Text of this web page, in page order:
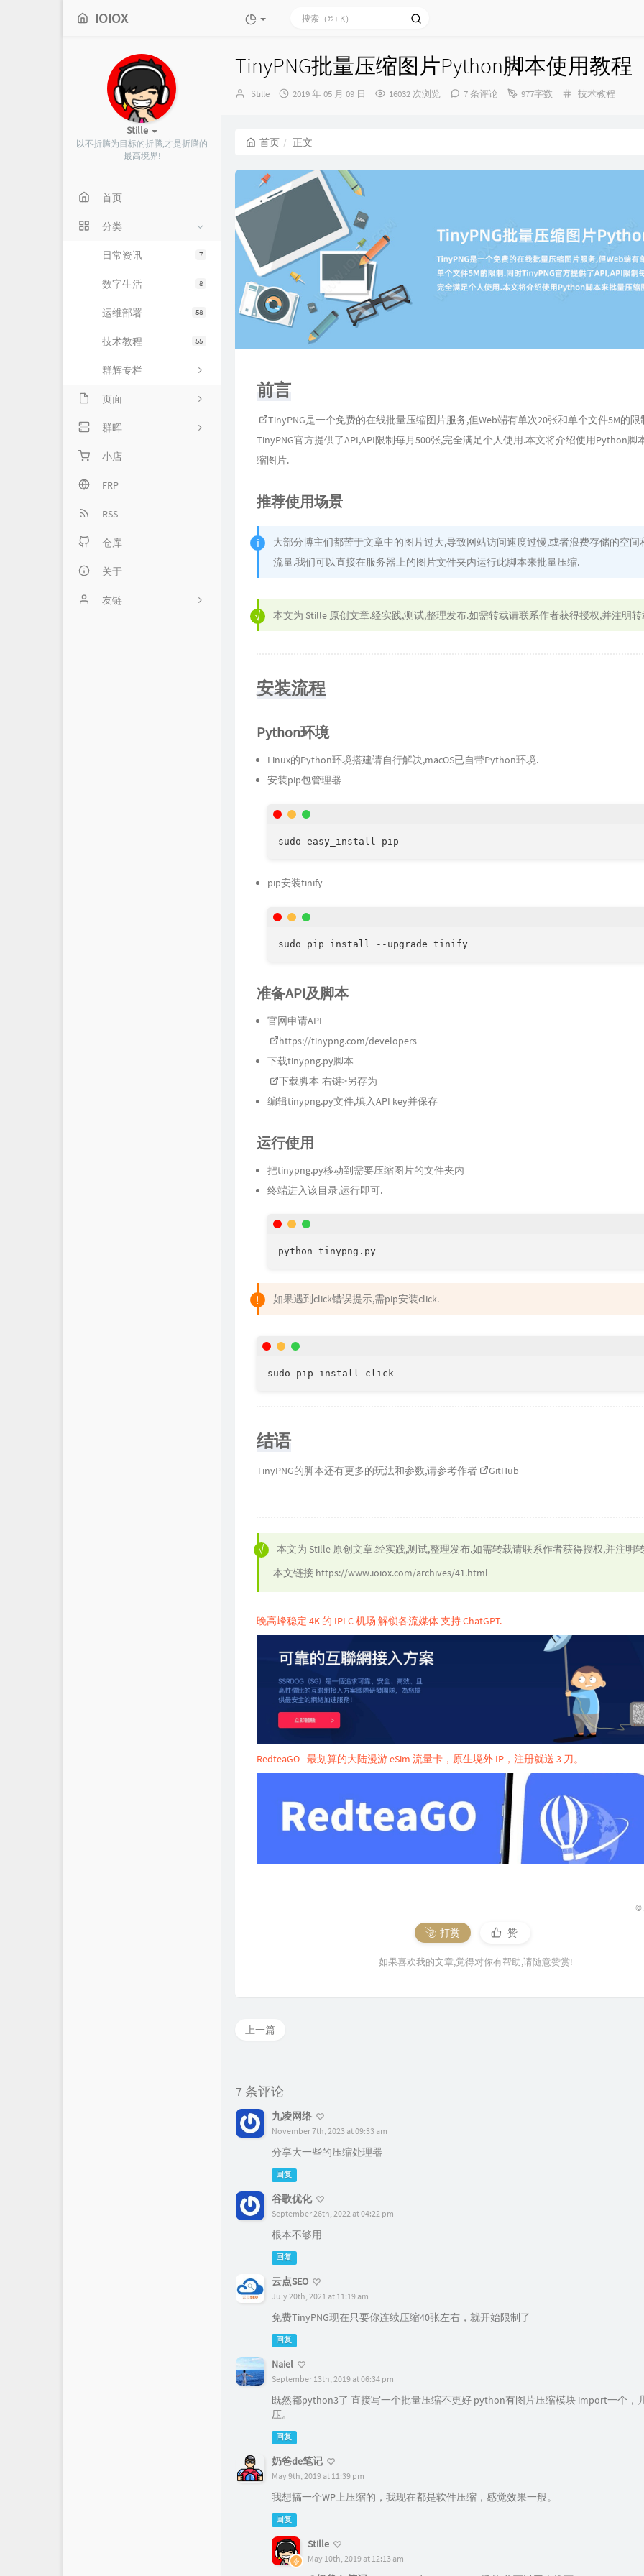
IOIOX
Stille
以不折腾为目标的折腾,才是折腾的
最高境界!
首页
分类
7
日常资讯
8
数字生活
58
运维部署
55
技术教程
群辉专栏
页面
留言板
归档库
关于我
群晖
专栏首页
基础服务
网络服务
套件服务
高级服务
小店
FRP
RSS
仓库
关于
友链
TinyPNG批量压缩图片Python脚本使用教程
博
Stille
发
2019 年 05 月 09 日 16032 次浏览 7 条评论 977字数
分
技术教程
首页 正文
前言
TinyPNG是一个免费的在线批量压缩图片服务,但Web端有单次20张和单个文件5M的限
TinyPNG官方提供了API,API限制每月500张,完全满足个人使用.本文将介绍使用Python脚
缩图片.
推荐使用场景
大部分博主们都苦于文章中的图片过大,导致网站访问速度过慢,或者浪费存储的空间
流量.我们可以直接在服务器上的图片文件夹内运行此脚本来批量压缩.
本文为 Stille 原创文章.经实践,测试,整理发布.如需转载请联系作者获得授权,并注明
安装流程
Python环境
Linux的Python环境搭建请自行解决,macOS已自带Python环境.
安装pip包管理器
sudo easy_install pip
pip安装tinify
sudo pip install --upgrade tinify
准备API及脚本
官网申请API
https://tinypng.com/developers
下载tinypng.py脚本
下载脚本-右键>另存为
编辑tinypng.py文件,填入API key并保存
运行使用
把tinypng.py移动到需要压缩图片的文件夹内
终端进入该目录,运行即可.
python tinypng.py
如果遇到click错误提示,需pip安装click.
sudo pip install click
结语
TinyPNG的脚本还有更多的玩法和参数,请参考作者 GitHub
本文为 Stille 原创文章.经实践,测试,整理发布.如需转载请联系作者获得授权,并注明
本文链接 https://www.ioiox.com/archives/41.html
晚高峰稳定 4K 的 IPLC 机场 解锁各流媒体 支持 ChatGPT.
RedteaGO - 最划算的大陆漫游 eSim 流量卡，原生境外 IP，注册就送 3 刀。
©
打赏 赞
如果喜欢我的文章,觉得对你有帮助,请随意赞赏!
上一篇
7 条评论
九凌网络
November 7th, 2023 at 09:33 am
分享大一些的压缩处理器
回复
谷歌优化
September 26th, 2022 at 04:22 pm
根本不够用
回复
云点SEO
July 20th, 2021 at 11:19 am
免费TinyPNG现在只要你连续压缩40张左右，就开始限制了
回复
Naiel
September 13th, 2019 at 06:34 pm
既然都python3了 直接写一个批量压缩不更好 python有图片压缩模块 import一个，
压。
回复
奶爸de笔记
May 9th, 2019 at 11:39 pm
我想搞一个WP上压缩的，我现在都是软件压缩，感觉效果一般。
回复
Stille
May 10th, 2019 at 12:13 am